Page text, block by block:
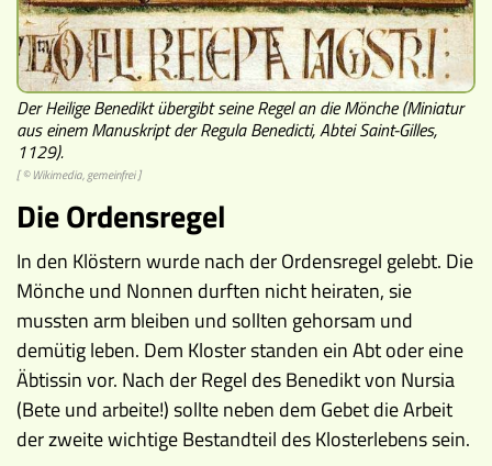
Der Heilige Benedikt übergibt seine Regel an die Mönche (Miniatur
aus einem Manuskript der Regula Benedicti, Abtei Saint-Gilles,
1129).
[ © Wikimedia, gemeinfrei ]
Die Ordensregel
In den Klöstern wurde nach der Ordensregel gelebt. Die
Mönche und Nonnen durften nicht heiraten, sie
mussten arm bleiben und sollten gehorsam und
demütig leben. Dem Kloster standen ein Abt oder eine
Äbtissin vor. Nach der Regel des Benedikt von Nursia
(Bete und arbeite!) sollte neben dem Gebet die Arbeit
der zweite wichtige Bestandteil des Klosterlebens sein.